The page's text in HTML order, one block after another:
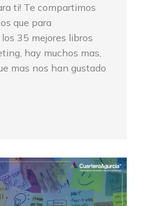
ti! Te compartimos
que para
35 mejores libros
hay muchos mas,
mas nos han gustado